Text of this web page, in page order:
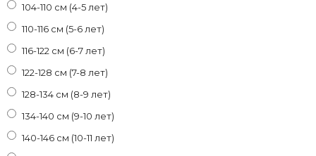
104-110 см (4-5 лет)
110-116 см (5-6 лет)
116-122 см (6-7 лет)
122-128 см (7-8 лет)
128-134 см (8-9 лет)
134-140 см (9-10 лет)
140-146 см (10-11 лет)